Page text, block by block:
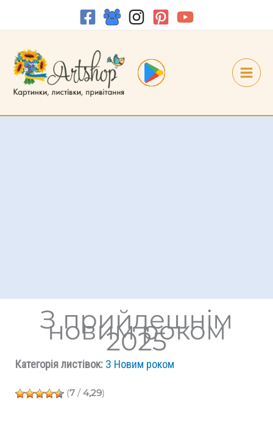
З прийдешнім
новим роком
2025
Категорія листівок: З Новим роком
(7 / 4,29)